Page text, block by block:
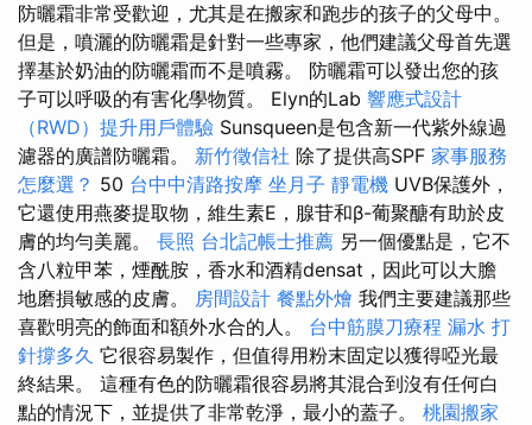
防曬霜非常受歡迎，尤其是在搬家和跑步的孩子的父母中。
但是，噴灑的防曬霜是針對一些專家，他們建議父母首先選
擇基於奶油的防曬霜而不是噴霧。 防曬霜可以發出您的孩
子可以呼吸的有害化學物質。 Elyn的Lab 響應式設計
（RWD）提升用戶體驗 Sunsqueen是包含新一代紫外線過
濾器的廣譜防曬霜。 新竹徵信社 除了提供高SPF 家事服務
怎麼選？ 50 台中中清路按摩 坐月子 靜電機 UVB保護外，
它還使用燕麥提取物，維生素E，腺苷和β-葡聚醣有助於皮
膚的均勻美麗。 長照 台北記帳士推薦 另一個優點是，它不
含八粒甲苯，煙酰胺，香水和酒精densat，因此可以大膽
地磨損敏感的皮膚。 房間設計 餐點外燴 我們主要建議那些
喜歡明亮的飾面和額外水合的人。 台中筋膜刀療程 漏水 打
針撐多久 它很容易製作，但值得用粉末固定以獲得啞光最
終結果。 這種有色的防曬霜很容易將其混合到沒有任何白
點的情況下，並提供了非常乾淨，最小的蓋子。 桃園搬家